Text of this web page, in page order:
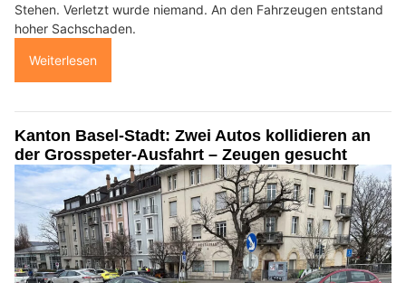
Stehen. Verletzt wurde niemand. An den Fahrzeugen entstand
hoher Sachschaden.
Weiterlesen
Kanton Basel-Stadt: Zwei Autos kollidieren an
der Grosspeter-Ausfahrt – Zeugen gesucht